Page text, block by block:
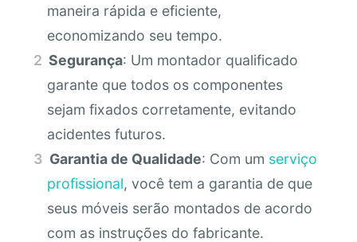
maneira rápida e eficiente,
economizando seu tempo.
Segurança: Um montador qualificado
garante que todos os componentes
sejam fixados corretamente, evitando
acidentes futuros.
Garantia de Qualidade: Com um serviço
profissional, você tem a garantia de que
seus móveis serão montados de acordo
com as instruções do fabricante.